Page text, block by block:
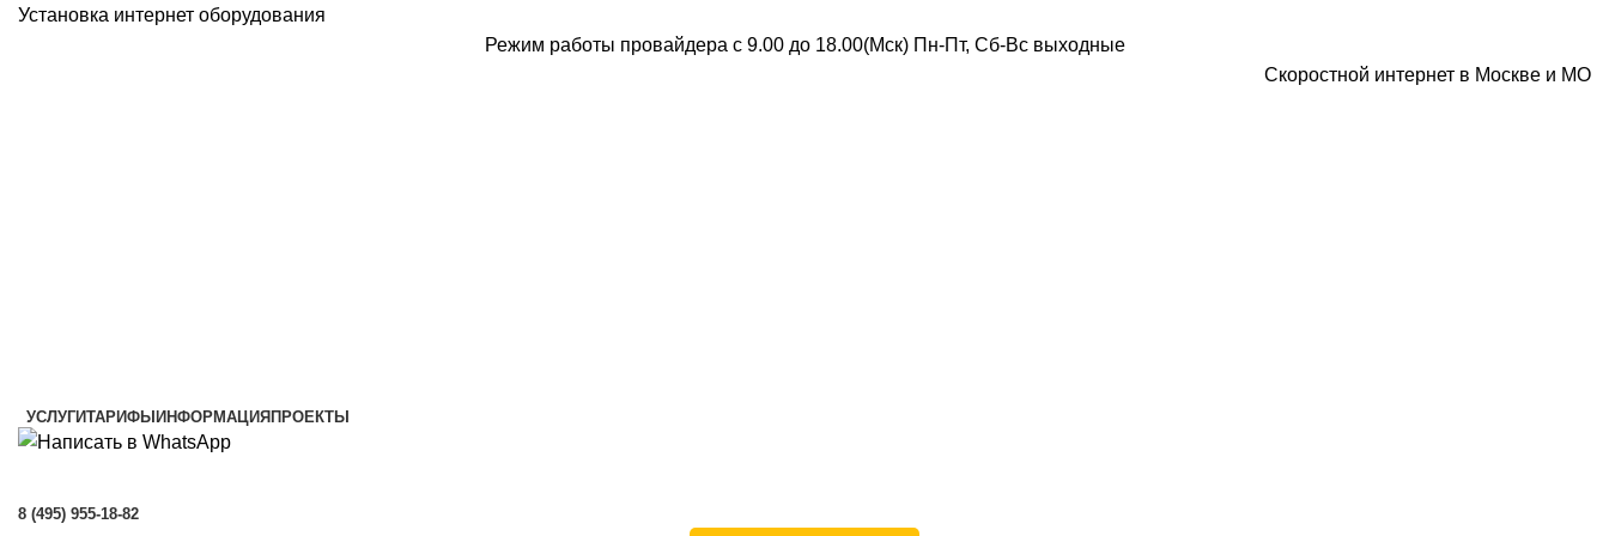
Установка интернет оборудования
Режим работы провайдера с 9.00 до 18.00(Мск) Пн-Пт, Сб-Вс выходные
Скоростной интернет в Москве и МО
УСЛУГИТАРИФЫИНФОРМАЦИЯПРОЕКТЫ
8 (495) 955-18-82